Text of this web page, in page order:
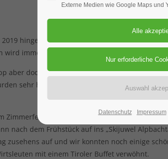
hingehen würde. Günther wollte schon
immer schwerer. Manche Hotels nehmen
aber doch noch und so fuhren wir (21
sehr herzlich empfangen und waren mit
Zimmerfenster drückte die Stimmung, denn
nach dem Frühstück auf ins „Skijuwel
zusehens auf und wir konnten noch einige
mit einem Tiroler Buffet verwöhnt.
Externe Medien wie Google Maps und
Datenschutz Impressum